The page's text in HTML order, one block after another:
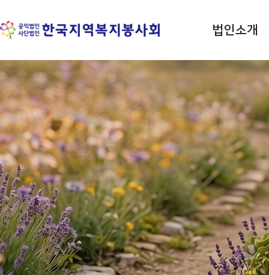
법인소개
평등 · 사랑 · 나눔 실천
한국지역복지봉사회